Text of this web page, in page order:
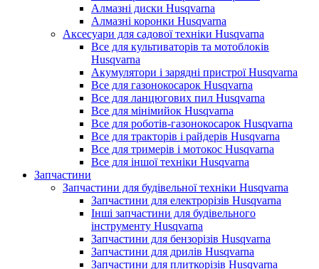
Алмазні диски Husqvarna
Алмазні коронки Husqvarna
Аксесуари для садової техніки Husqvarna
Все для культиваторів та мотоблоків
Husqvarna
Акумулятори і зарядні пристрої Husqvarna
Все для газонокосарок Husqvarna
Все для ланцюгових пил Husqvarna
Все для мінімийок Husqvarna
Все для роботів-газонокосарок Husqvarna
Все для тракторів і райдерів Husqvarna
Все для тримерів і мотокос Husqvarna
Все для іншої техніки Husqvarna
Запчастини
Запчастини для будівельної техніки Husqvarna
Запчастини для електрорізів Husqvarna
Інші запчастини для будівельного
інструменту Husqvarna
Запчастини для бензорізів Husqvarna
Запчастини для дрилів Husqvarna
Запчастини для плиткорізів Husqvarna